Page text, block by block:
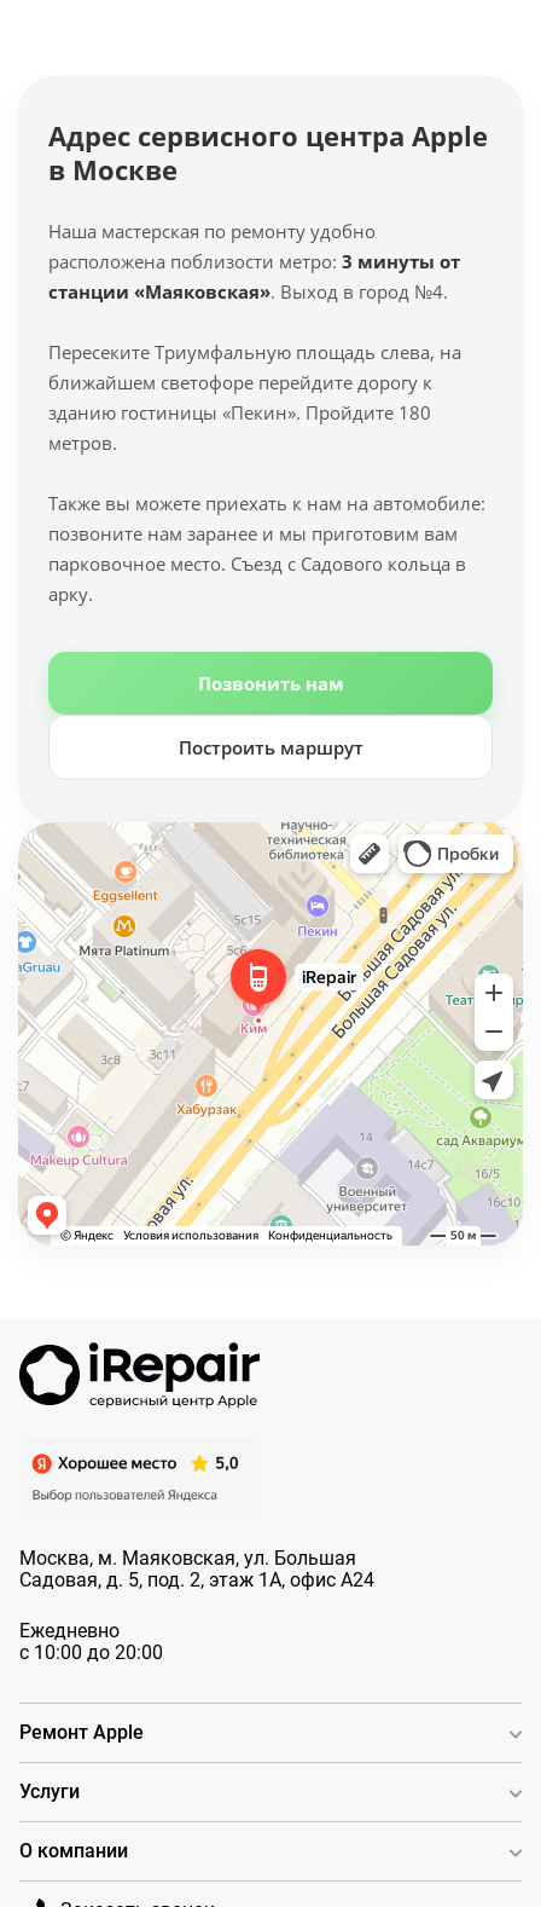
Адрес сервисного центра Apple
в Москве
Наша мастерская по ремонту удобно
расположена поблизости метро: 3 минуты от
станции «Маяковская». Выход в город №4.
Пересеките Триумфальную площадь слева, на
ближайшем светофоре перейдите дорогу к
зданию гостиницы «Пекин». Пройдите 180
метров.
Также вы можете приехать к нам на автомобиле:
позвоните нам заранее и мы приготовим вам
парковочное место. Съезд с Садового кольца в
арку.
Позвонить нам
Построить маршрут
Москва, м. Маяковская, ул. Большая
Садовая, д. 5, под. 2, этаж 1А, офис А24
Ежедневно
с 10:00 до 20:00
Ремонт Apple
Услуги
О компании